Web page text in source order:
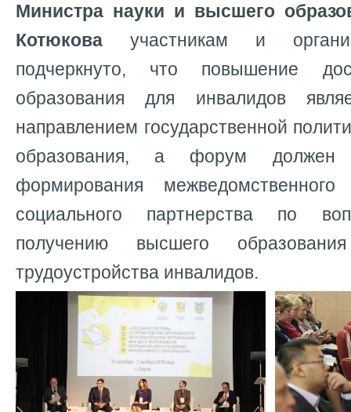
Министра науки и высшего
Котюкова участникам и
подчеркнуто, что повышение
образования для инвалидов
направлением государственной
образования, а форум должен
формирования
социального партнерства по
получению высшего
трудоустройства инвалидов.